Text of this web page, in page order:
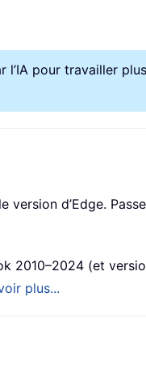
l’IA pour travailler plus
d’Edge.
2010–2024 (et
plus...